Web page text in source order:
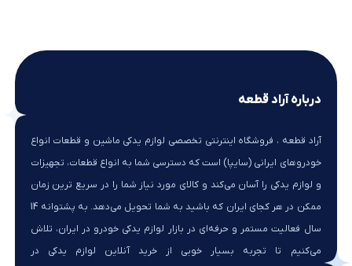
درباره آراد قطعه
آراد قطعه ، فروشگاه اینترنتی تخصصی لوازم یدکی ماشین و قطعات انواع
خودروهای ایرانی (سایپا) است که دسترسی شما به انواع قطعات، تجهیزات
و لوازم یدکی را آسان می‌کند و کالای مورد نیاز شما را در سریع ترین زمان
ممکن در هر کجای ایران که باشید به شما تحویل می‌دهد. به پشتوانه 14
سال فعالیت مستمر و حرفه‌ای در بازار لوازم یدکی خودرو در ایران، تلاش
می‌کنیم تا تجربه بسیار خوبی از خرید آنلاین لوازم یدکی در